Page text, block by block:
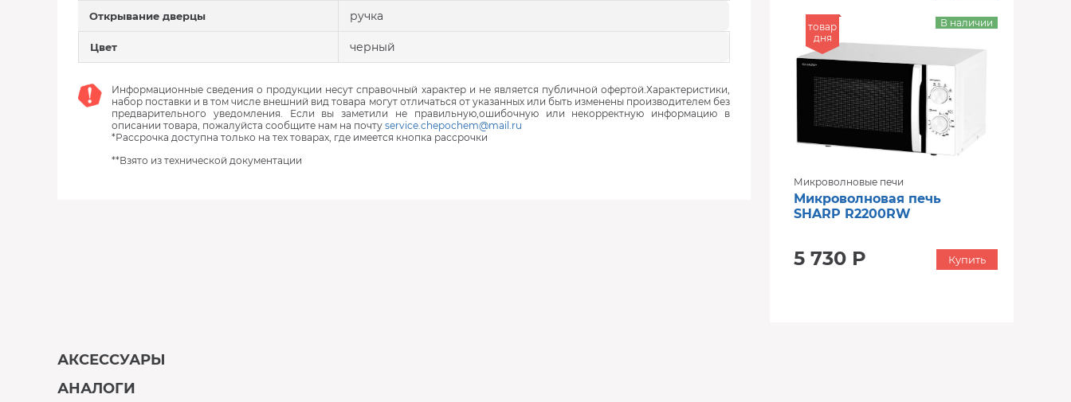
Открывание дверцы ручка
Цвет черный
Информационные сведения о продукции несут справочный характер и не является публичной офертой.Характеристики,
набор поставки и в том числе внешний вид товара могут отличаться от указанных или быть изменены производителем без
предварительного уведомления. Если вы заметили не правильную,ошибочную или некорректную информацию в
описании товара, пожалуйста сообщите нам на почту service.chepochem@mail.ru
*Рассрочка доступна только на тех товарах, где имеется кнопка рассрочки
**Взято из технической документации
товар
дня
Микроволновые печи
Микроволновая печь
SHARP R2200RW
5 730 Р
В наличии
Купить
АКСЕССУАРЫ
АНАЛОГИ